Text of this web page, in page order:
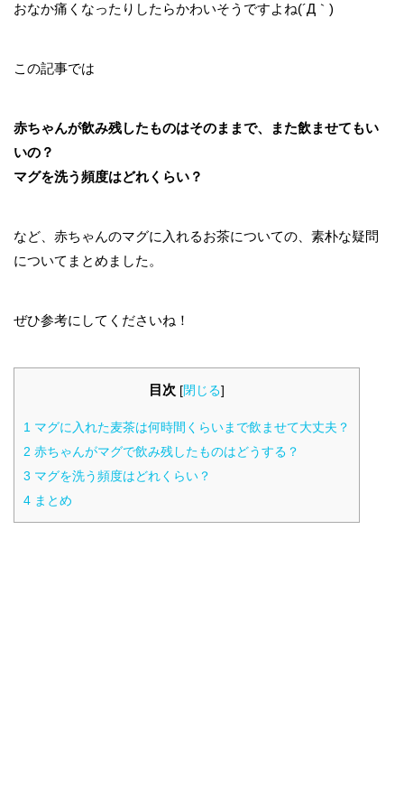
おなか痛くなったりしたらかわいそうですよね(´Д｀)
この記事では
赤ちゃんが飲み残したものはそのままで、また飲ませてもい
いの？
マグを洗う頻度はどれくらい？
など、赤ちゃんのマグに入れるお茶についての、素朴な疑問
についてまとめました。
ぜひ参考にしてくださいね！
目次 [閉じる]
1 マグに入れた麦茶は何時間くらいまで飲ませて大丈夫？
2 赤ちゃんがマグで飲み残したものはどうする？
3 マグを洗う頻度はどれくらい？
4 まとめ